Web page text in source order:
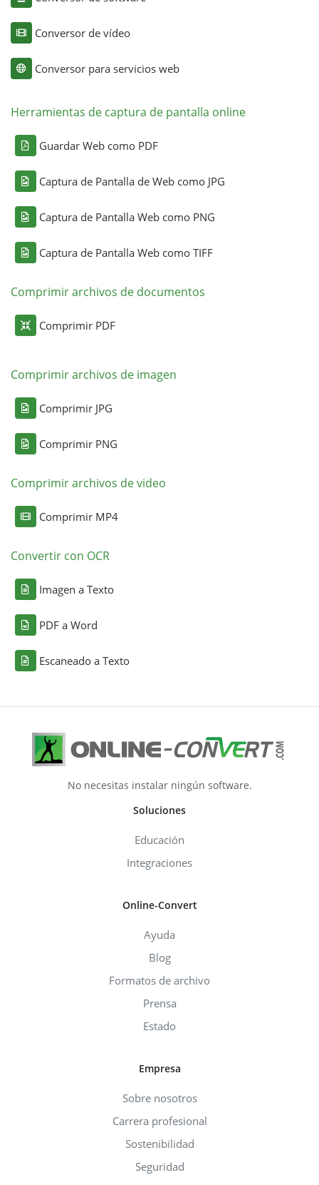
Conversor de vídeo
Conversor para servicios web
Herramientas de captura de pantalla online
Guardar Web como PDF
Captura de Pantalla de Web como JPG
Captura de Pantalla Web como PNG
Captura de Pantalla Web como TIFF
Comprimir archivos de documentos
Comprimir PDF
Comprimir archivos de imagen
Comprimir JPG
Comprimir PNG
Comprimir archivos de video
Comprimir MP4
Convertir con OCR
Imagen a Texto
PDF a Word
Escaneado a Texto
No necesitas instalar ningún software.
Soluciones
Educación
Integraciones
Online-Convert
Ayuda
Blog
Formatos de archivo
Prensa
Estado
Empresa
Sobre nosotros
Carrera profesional
Sostenibilidad
Seguridad